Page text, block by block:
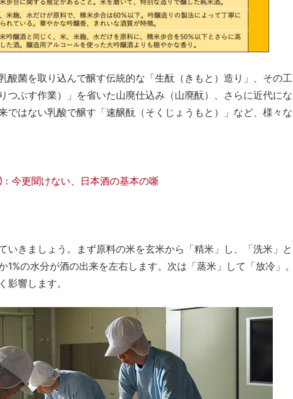
酸菌を取り込んで醸す伝統的な「生酛（きもと）造り」、その工
つぶす作業）」を省いた山廃仕込み（山廃酛）、さらに近代にな
ではない乳酸で醸す「速醸酛（そくじょうもと）」など、様々な
今更聞けない、日本酒の基本の噺
いきましょう。まず原料の米を玄米から「精米」し、「洗米」と
1%の水分が酒の出来を左右します。次は「蒸米」して「放冷」。
影響します。